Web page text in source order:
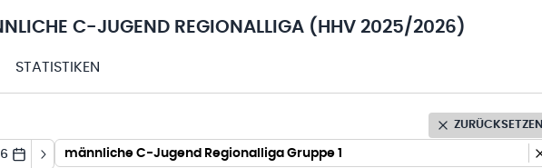
C-JUGEND REGIONALLIGA (HHV 2025/2026)
STATISTIKEN
ZURÜCKSETZEN
männliche C-Jugend Regionalliga Gruppe 1